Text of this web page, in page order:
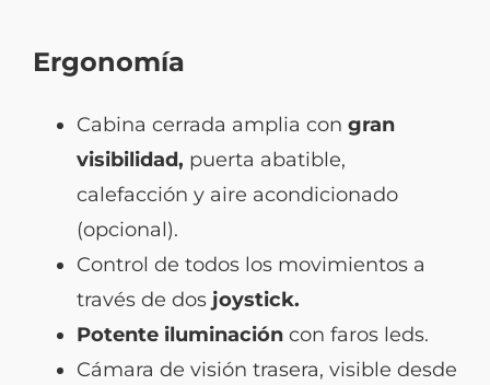
Ergonomía
Cabina cerrada amplia con gran
visibilidad, puerta abatible,
calefacción y aire acondicionado
(opcional).
Control de todos los movimientos a
través de dos joystick.
Potente iluminacióncon faros leds.
Cámara de visión trasera, visible desde